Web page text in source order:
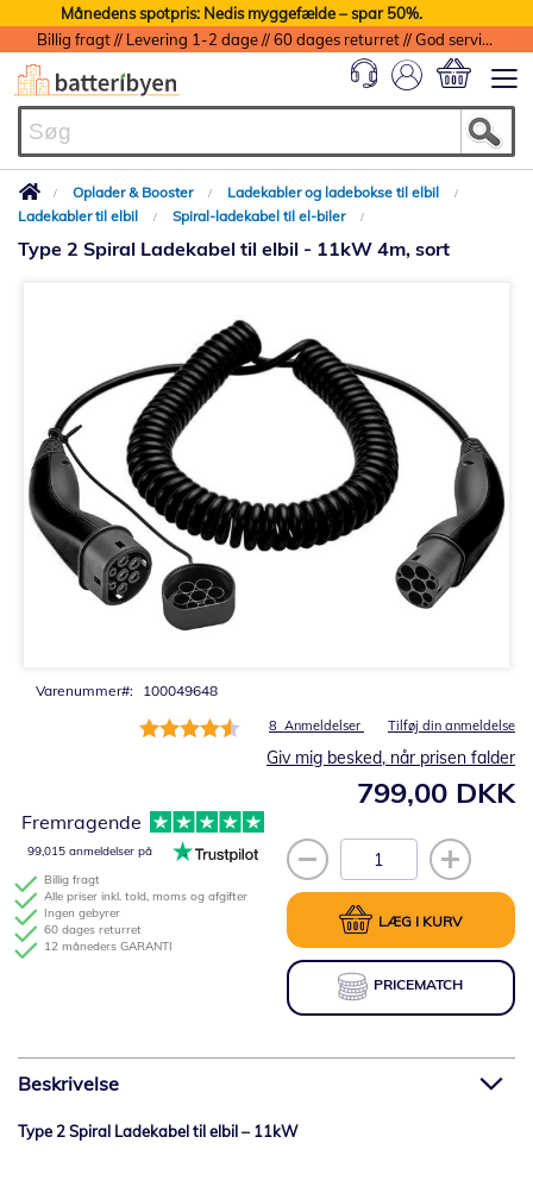
Månedens spotpris: Nedis myggefælde – spar 50%.
Billig fragt // Levering 1-2 dage // 60 dages returret // God service med garanti
Oplader & Booster
Ladekabler og ladebokse til elbil
Ladekabler til elbil
Spiral-ladekabel til el-biler
Type 2 Spiral Ladekabel til elbil - 11kW 4m, sort
Varenummer 100049648
Bedømmelse:
8 Anmeldelser Tilføj din anmeldelse
799,00 DKK
Giv mig besked, når prisen falder
LÆG I KURV
PRICEMATCH
Billig fragt
Alle priser inkl. told, moms og afgifter
Ingen gebyrer
60 dages returret
12 måneders GARANTI
Fremragende
99,015 anmeldelser på
billedgalleriet
Beskrivelse
Type 2 Spiral Ladekabel til elbil – 11kW